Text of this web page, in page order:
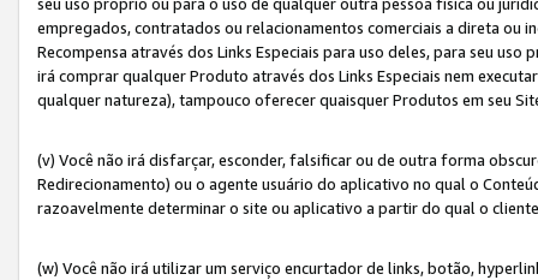
empregados, contratados ou relacionamentos comerciais a direta ou
Recompensa através dos Links Especiais para uso deles, para seu
irá comprar qualquer Produto através dos Links Especiais nem
qualquer natureza), tampouco oferecer quaisquer Produtos em seu
(v) Você não irá disfarçar, esconder, falsificar ou de outra forma
Redirecionamento) ou o agente usuário do aplicativo no qual o
razoavelmente determinar o site ou aplicativo a partir do qual o
(w) Você não irá utilizar um serviço encurtador de links, botão,